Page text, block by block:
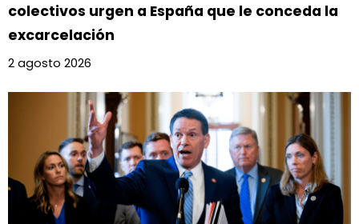
colectivos urgen a España que le conceda la
excarcelación
2 agosto 2026